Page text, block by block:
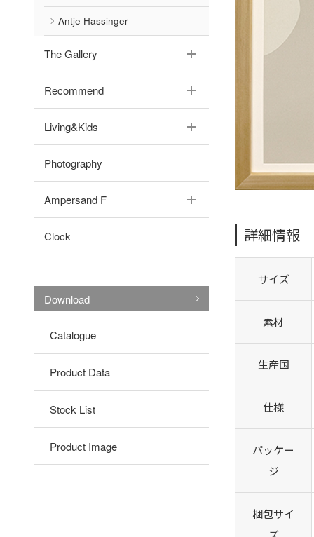
Antje Hassinger
The Gallery
Recommend
Living&Kids
Photography
Ampersand F
Clock
Download
Catalogue
Product Data
Stock List
Product Image
詳細情報
サイズ
素材
生産国
仕様
パッケー
ジ
梱包サイ